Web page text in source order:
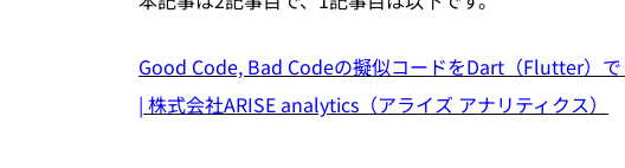
Good Code, Bad Codeの擬似コードをDart（Flutter）
| 株式会社ARISE analytics（アライズ アナリティクス）